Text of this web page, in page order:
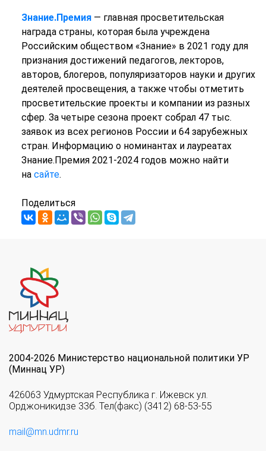
Знание.Премия— главная просветительская
награда страны, которая была учреждена
Российским обществом «Знание» в 2021 году для
признания достижений педагогов, лекторов,
авторов, блогеров, популяризаторов науки и других
деятелей просвещения, а также чтобы отметить
просветительские проекты и компании из разных
сфер. За четыре сезона проект собрал 47 тыс.
заявок из всех регионов России и 64 зарубежных
стран. Информацию о номинантах и лауреатах
Знание.Премия 2021-2024 годов можно найти
на сайте.
Поделиться
2004-2026 Министерство национальной политики УР
(Миннац УР)
426063 Удмуртская Республика г. Ижевск ул.
Орджоникидзе 33б. Тел(факс) (3412) 68-53-55
mail@mn.udmr.ru